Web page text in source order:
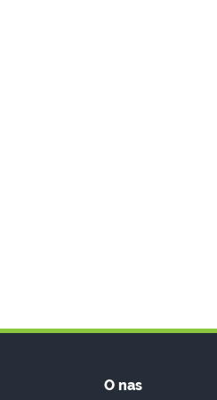
O nas